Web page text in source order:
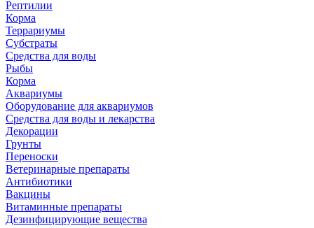
Рептилии
Корма
Террариумы
Субстраты
Средства для воды
Рыбы
Корма
Аквариумы
Оборудование для аквариумов
Средства для воды и лекарства
Декорации
Грунты
Переноски
Ветеринарные препараты
Антибиотики
Вакцины
Витаминные препараты
Дезинфицирующие вещества